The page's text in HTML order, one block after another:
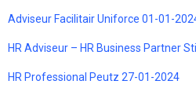
Adviseur Facilitair Uniforce 01-01-
HR Adviseur – HR Business Partner
HR Professional Peutz 27-01-2024